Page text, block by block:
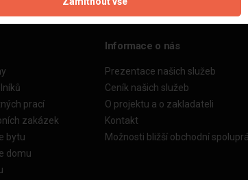
prací
zakázek
bytu
domu
Informace o nás
Prezentace našich služeb
Ceník našich služeb
O projektu a o zakladateli
Kontakt
Možnosti bližší obchodní